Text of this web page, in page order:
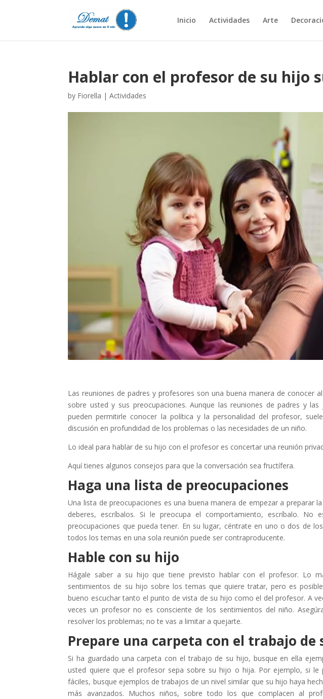
Inicio Actividades Arte
Hablar con el profesor de su hijo
by Fiorella |Actividades
Las reuniones de padres y profesores son una buena manera de conocer
sobre usted y sus preocupaciones. Aunque las reuniones de padres y
pueden permitirle conocer la política y la personalidad del profesor,
discusión en profundidad de los problemas o las necesidades de un niño.
Lo ideal para hablar de su hijo con el profesor es concertar una reunión
Aquí tienes algunos consejos para que la conversación sea fructífera.
Haga una lista de preocupaciones
Una lista de preocupaciones es una buena manera de empezar a preparar
deberes, escríbalos. Si le preocupa el comportamiento, escríbalo. No
preocupaciones que pueda tener. En su lugar, céntrate en uno o dos de
todos los temas en una sola reunión puede ser contraproducente.
Hable con su hijo
Hágale saber a su hijo que tiene previsto hablar con el profesor. Lo
sentimientos de su hijo sobre los temas que quiere tratar, pero es
bueno escuchar tanto el punto de vista de su hijo como el del profesor. A
veces un profesor no es consciente de los sentimientos del niño.
resolver los problemas; no te vas a limitar a quejarte.
Prepare una carpeta con el trabajo de
Si ha guardado una carpeta con el trabajo de su hijo, busque en ella
usted quiere que el profesor sepa sobre su hijo o hija. Por ejemplo, si le
fáciles, busque ejemplos de trabajos de un nivel similar que su hijo haya
más avanzados. Muchos niños, sobre todo los que complacen al